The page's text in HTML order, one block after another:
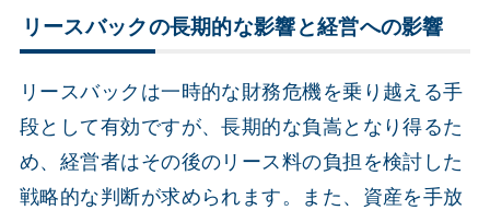
リースバックの長期的な影響と経営への影響
リースバックは一時的な財務危機を乗り越える手
段として有効ですが、長期的な負嵩となり得るた
め、経営者はその後のリース料の負担を検討した
戦略的な判断が求められます。また、資産を手放